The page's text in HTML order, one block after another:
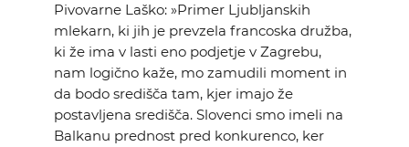
Pivovarne Laško: »Primer Ljubljanskih
mlekarn, ki jih je prevzela francoska družba,
ki že ima v lasti eno podjetje v Zagrebu,
nam logično kaže, mo zamudili moment in
da bodo središča tam, kjer imajo že
postavljena središča. Slovenci smo imeli na
Balkanu prednost pred konkurenco, ker